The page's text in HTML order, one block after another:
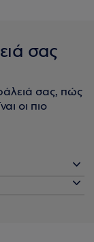
σας
σας, πώς
οι πιο